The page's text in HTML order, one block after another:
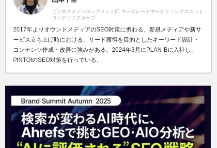
ビジネスディベロップメント部 コーポレートマーケティングユニット
コンテンツグループ
2017年よりオウンドメディアのSEO対策に携わる。新規メディアや新サ
ービス立ち上げ時における、リード獲得を目的としたキーワード設計・
コンテンツ作成・改善に強みがある。 2024年3月にPLAN-Bに入社し、
PINTO!のSEO対策を行っている。